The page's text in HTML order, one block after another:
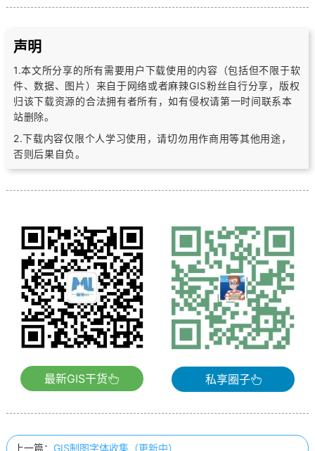
声明
1.本文所分享的所有需要用户下载使用的内容（包括但不限于软
件、数据、图片） 来自于网络或者麻辣GIS粉丝自行分享，版权
归该下载资源的合法拥有者所有，如有侵权请第一时间联系本
站删除。
2.下载内容仅限个人学习使用，请切勿用作商用等其他用途，
否则后果自负。
最新GIS干货 私享圈子
上一篇： GIS制图字体收集（更新中）